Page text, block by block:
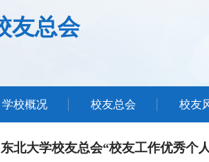
友总会
学校概况 校友总会 校友
东北大学校友总会“校友工作优秀个